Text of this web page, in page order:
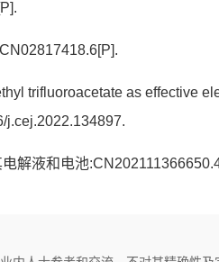
trifluoroacetate as effective
j.cej.2022.134897.
解液和电池